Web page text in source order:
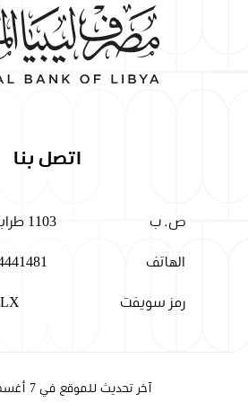
اتصل بنا
ص. ب 1103 طرابلس- ليبيا
الهاتف
رمز سويفت
آخر تحديث للموقع في 7 أغسطس, 2026